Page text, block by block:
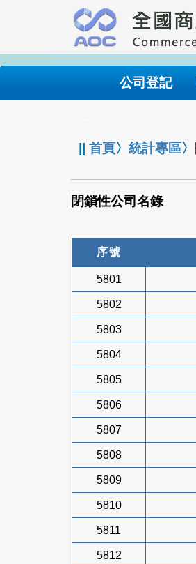
要
內
公司登記
||首頁〉統計專區〉
閉鎖性公司名錄
序號
5801
5802
5803
5804
5805
5806
5807
5808
5809
5810
5811
5812